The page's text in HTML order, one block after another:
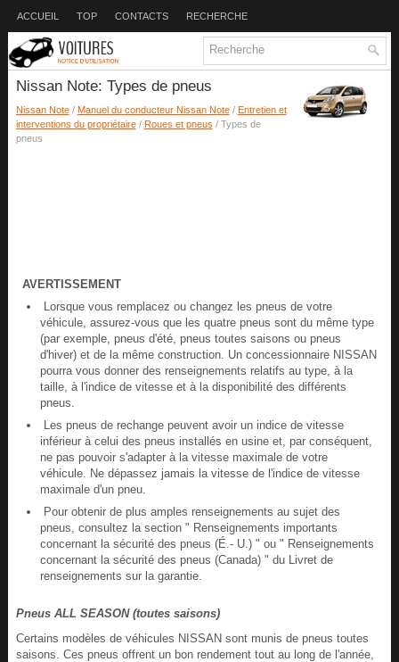
ACCUEIL TOP CONTACTS RECHERCHE
Nissan Note: Types de pneus
Nissan Note/ Manuel du conducteur Nissan Note/ Entretien et
interventions du propriétaire/ Roues et pneus / Types de
pneus
AVERTISSEMENT
Lorsque vous remplacez ou changez les pneus de votre
véhicule, assurez-vous que les quatre pneus sont du même type
(par exemple, pneus d'été, pneus toutes saisons ou pneus
d'hiver) et de la même construction. Un concessionnaire NISSAN
pourra vous donner des renseignements relatifs au type, à la
taille, à l'indice de vitesse et à la disponibilité des différents
pneus.
Les pneus de rechange peuvent avoir un indice de vitesse
inférieur à celui des pneus installés en usine et, par conséquent,
ne pas pouvoir s'adapter à la vitesse maximale de votre
véhicule. Ne dépassez jamais la vitesse de l'indice de vitesse
maximale d'un pneu.
Pour obtenir de plus amples renseignements au sujet des
pneus, consultez la section " Renseignements importants
concernant la sécurité des pneus (É.- U.) " ou " Renseignements
concernant la sécurité des pneus (Canada) " du Livret de
renseignements sur la garantie.
Pneus ALL SEASON (toutes saisons)
Certains modèles de véhicules NISSAN sont munis de pneus toutes
saisons. Ces pneus offrent un bon rendement tout au long de l'année,